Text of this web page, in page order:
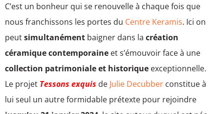
C’est un bonheur qui se renouvelle à chaque fois que
nous franchissons les portes du Centre Keramis. Ici on
peutsimultanément baigner dans la création
céramique contemporaine et s’émouvoir face à une
collection patrimoniale et historique exceptionnelle.
Le projet Tessons exquis de Julie Decubber constitue à
lui seul un autre formidable prétexte pour rejoindre